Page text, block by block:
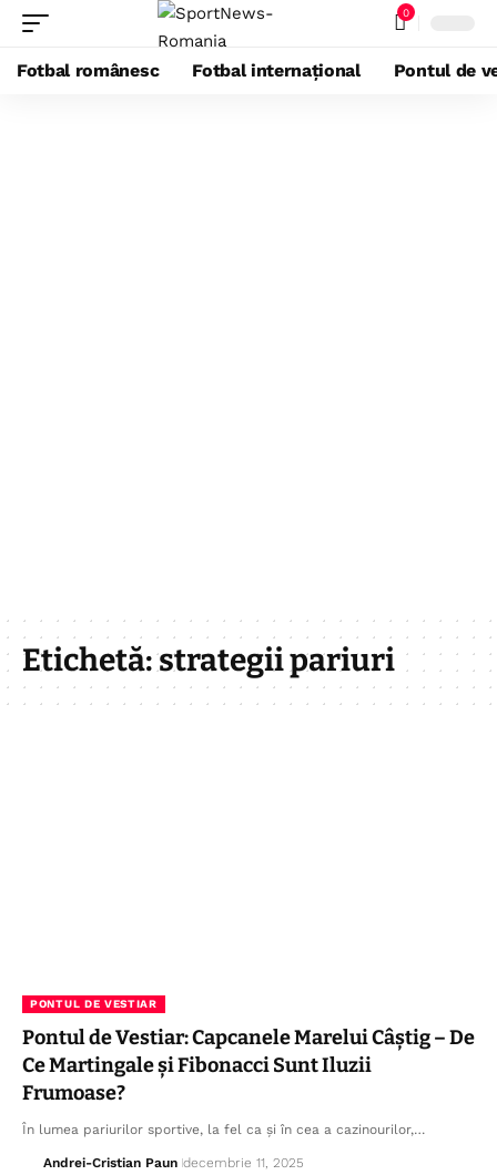
0
Fotbal românesc Fotbal internațional Pontul de
Etichetă:strategii pariuri
PONTUL DE VESTIAR
Pontul de Vestiar: Capcanele Marelui Câștig – De
Ce Martingale și Fibonacci Sunt Iluzii
Frumoase?
În lumea pariurilor sportive, la fel ca și în cea a cazinourilor,…
Andrei-Cristian Paun decembrie 11, 2025